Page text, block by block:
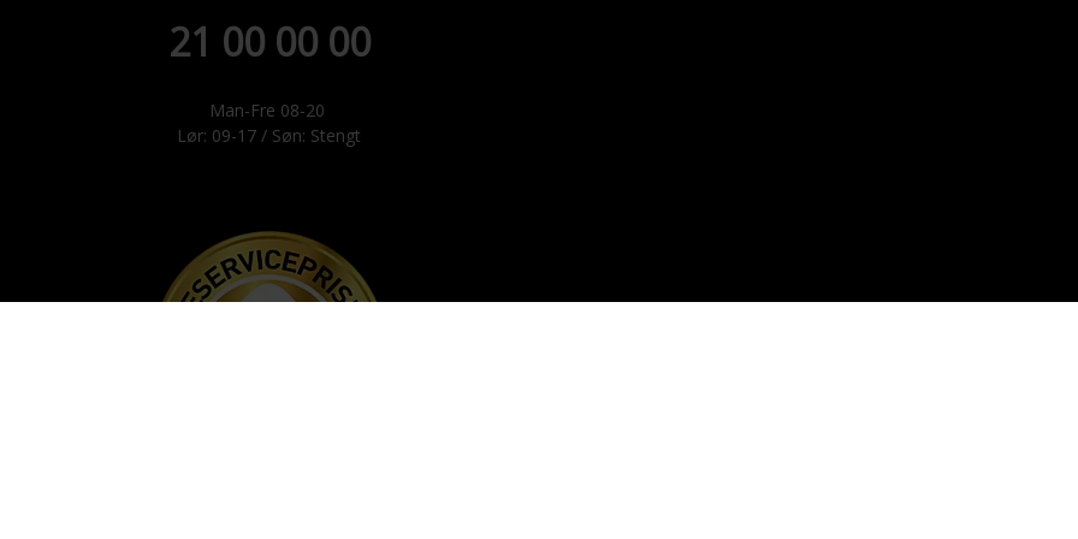
21 00 00 00
Man-Fre 08-20
Lør: 09-17 / Søn: Stengt